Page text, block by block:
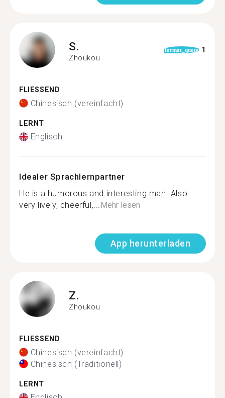
S.
Zhoukou
format_quote 1
FLIESSEND
Chinesisch (vereinfacht)
LERNT
Englisch
Idealer Sprachlernpartner
He is a humorous and interesting man. Also
very lively, cheerful,...Mehr lesen
App herunterladen
Z.
Zhoukou
FLIESSEND
Chinesisch (vereinfacht)
Chinesisch (Traditionell)
LERNT